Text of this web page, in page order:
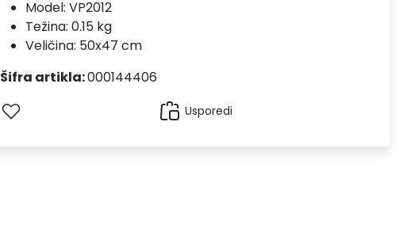
Model: VP2012
Težina: 0.15 kg
Veličina: 50x47 cm
Šifra artikla:000144406
Usporedi